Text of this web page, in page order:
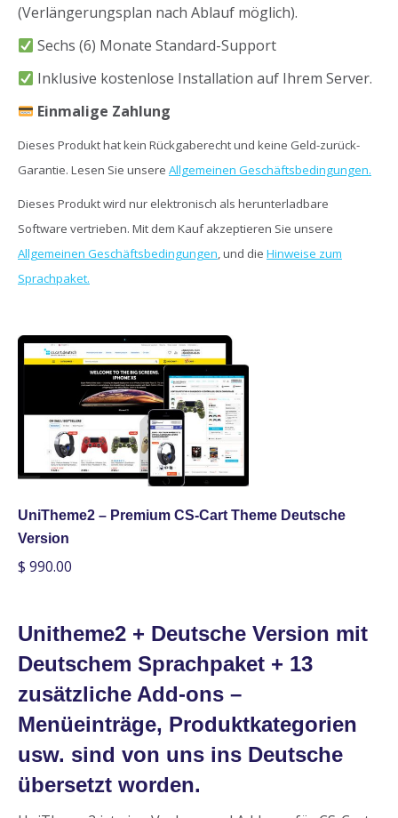
(Verlängerungsplan nach Ablauf möglich).
Sechs (6) Monate Standard-Support
Inklusive kostenlose Installation auf Ihrem Server.
Einmalige Zahlung
Dieses Produkt hat kein Rückgaberecht und keine Geld-zurück-
Garantie. Lesen Sie unsere Allgemeinen Geschäftsbedingungen.
Dieses Produkt wird nur elektronisch als herunterladbare
Software vertrieben. Mit dem Kauf akzeptieren Sie unsere
Allgemeinen Geschäftsbedingungen, und die Hinweise zum
Sprachpaket.
UniTheme2 – Premium CS-Cart Theme Deutsche
Version
$ 990.00
Unitheme2 + Deutsche Version mit
Deutschem Sprachpaket + 13
zusätzliche Add-ons –
Menüeinträge, Produktkategorien
usw. sind von uns ins Deutsche
übersetzt worden.